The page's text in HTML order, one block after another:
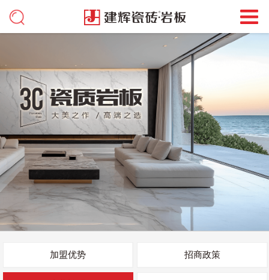
加盟优势 招商政策